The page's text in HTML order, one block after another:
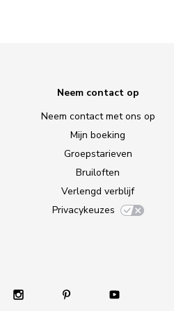
Neem contact op
Neem contact met ons op
Mijn boeking
Groepstarieven
Bruiloften
Verlengd verblijf
Privacykeuzes